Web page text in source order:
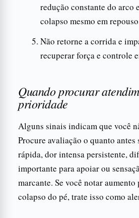
redução constante do arco
colapso mesmo em
Não retorne a corrida e
recuperar força e controle
Quando procurar
prioridade
Alguns sinais indicam que você
Procure avaliação o quanto antes
rápida, dor intensa persistente,
importante para apoiar ou
marcante. Se você notar
colapso do pé, trate isso como